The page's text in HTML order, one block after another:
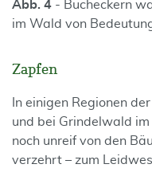
Abb. 4 - Bucheckern
im Wald von
Zapfen
In einigen Regionen
und bei Grindelwald
noch unreif von den
verzehrt – zum